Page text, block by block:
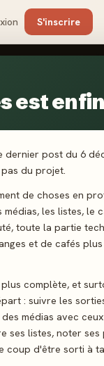
S'inscrire
est
dernier post du 6
du projet.
de choses en
médias, les listes, le
toute la partie
et de cafés
complète, et
: suivre les
médias avec
ses listes, noter ses
coup d'être sorti à